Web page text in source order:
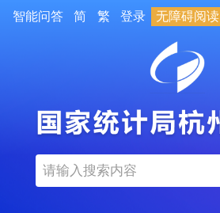
智能问答 简 繁 登录 无障碍阅读